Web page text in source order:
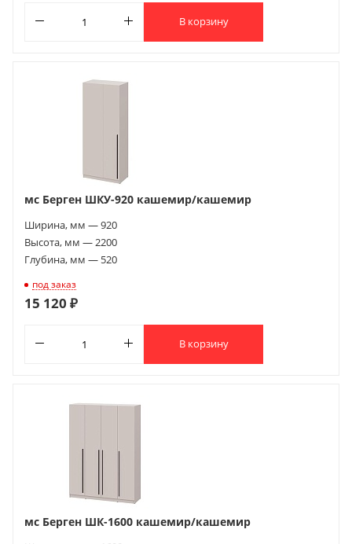
В корзину
мс Берген ШКУ-920 кашемир/кашемир
Ширина, мм — 920
Высота, мм — 2200
Глубина, мм — 520
под заказ
15 120 ₽
В корзину
мс Берген ШК-1600 кашемир/кашемир